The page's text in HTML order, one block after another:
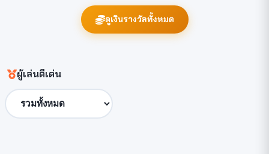
ดูเงินรางวัลทั้งหมด
ผู้เล่นดีเด่น